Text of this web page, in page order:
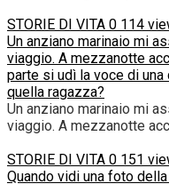
STORIE DI VITA 0 114
Un anziano marinaio mi
viaggio. A mezzanotte
parte si udì la voce di
quella ragazza?
Un anziano marinaio mi
viaggio. A mezzanotte
STORIE DI VITA 0 151
Quando vidi una foto